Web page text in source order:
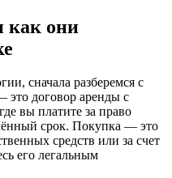
как они
сначала разберемся с
договор аренды с
вы платите за право
срок. Покупка — это
средств или за счет
его легальным